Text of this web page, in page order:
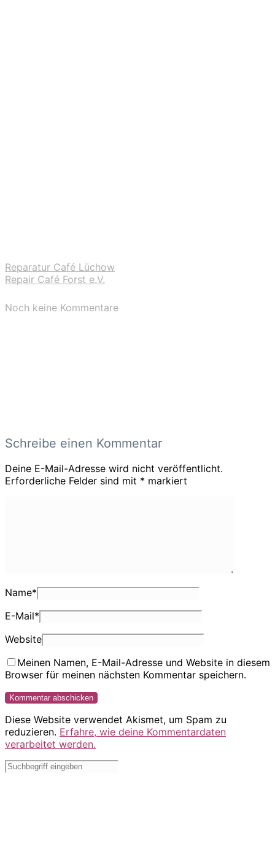
Reparatur Café Lüchow
Repair Café Forst e.V.
Noch keine Kommentare
Schreibe einen Kommentar
Deine E-Mail-Adresse wird nicht veröffentlicht.
Erforderliche Felder sind mit * markiert
Name*
E-Mail*
Website
Meinen Namen, E-Mail-Adresse und Website in diesem
Browser für meinen nächsten Kommentar speichern.
Diese Website verwendet Akismet, um Spam zu
reduzieren. Erfahre, wie deine Kommentardaten
verarbeitet werden.